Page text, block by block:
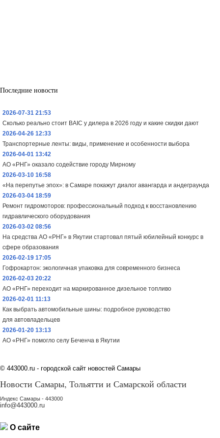
Последние новости
2026-07-31 21:53
Сколько реально стоит BAIC у дилера в 2026 году и какие скидки дают
2026-04-26 12:33
Транспортерные ленты: виды, применение и особенности выбора
2026-04-01 13:42
АО «РНГ» оказало содействие городу Мирному
2026-03-10 16:58
«На перепутье эпох»: в Самаре покажут диалог авангарда и андеграунда
2026-03-04 18:59
Ремонт гидромоторов: профессиональный подход к восстановлению
гидравлического оборудования
2026-03-02 08:56
На средства АО «РНГ» в Якутии стартовал пятый юбилейный конкурс в
сфере образования
2026-02-19 17:05
Гофрокартон: экологичная упаковка для современного бизнеса
2026-02-03 20:22
АО «РНГ» переходит на маркированное дизельное топливо
2026-02-01 11:13
Как выбрать автомобильные шины: подробное руководство
для автовладельцев
2026-01-20 13:13
АО «РНГ» помогло селу Беченча в Якутии
© 443000.ru - городской сайт новостей Самары
Новости Самары, Тольятти и Самарской области
Индекс Самары - 443000
info@443000.ru
О сайте